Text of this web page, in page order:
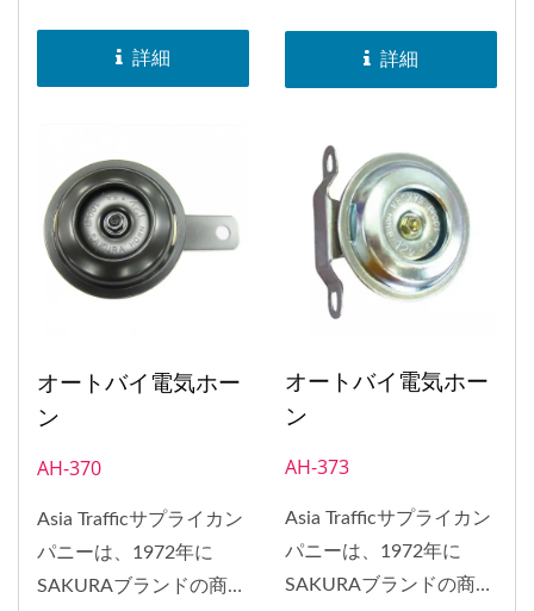
SAKURAブランドのホー
ンは、日本、インドネシ
アメリカなど、世界中に
配布されました。1998
年には、ホーンのEマー
ク承認を取得しました。
詳細
SAKURAブランドのホー
ンは、日本、インドネシ
ーロッパ、南アフリカ、
アメリカなど、世界中に
配布されました。1998
年には、ホーンのEマー
ク承認を取得しました。
詳細
オートバイ電気ホー
ン
AH-370
Asia Trafficサプライカン
パニーは、1972年に
SAKURAブランドの商標
オートバイ電気ホー
ン
AH-373
Asia Trafficサプライカン
パニーは、1972年に
SAKURAブランドの商標